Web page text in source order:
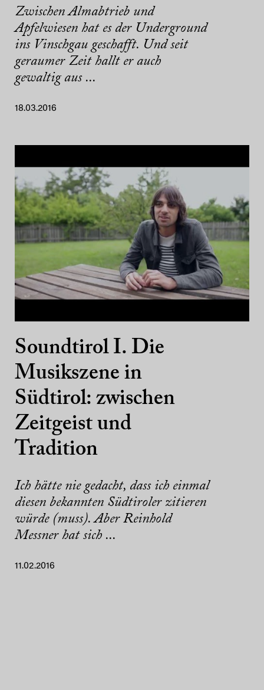
Zwischen Almabtrieb und
Apfelwiesen hat es der Underground
ins Vinschgau geschafft. Und seit
geraumer Zeit hallt er auch
gewaltig aus ...
18.03.2016
Soundtirol I. Die
Musikszene in
Südtirol: zwischen
Zeitgeist und
Tradition
Ich hätte nie gedacht, dass ich einmal
diesen bekannten Südtiroler zitieren
würde (muss). Aber Reinhold
Messner hat sich ...
11.02.2016